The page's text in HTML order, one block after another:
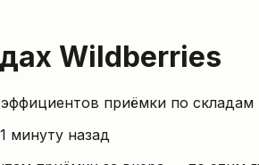
Wildberries
приёмки по складам
минуту назад